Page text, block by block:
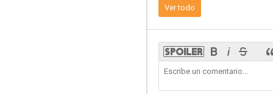
Frankie y los monstruos
6.0
Ver todo